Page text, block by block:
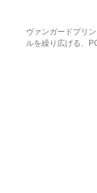
ヴァンガードプリ
ルを繰り広げる、